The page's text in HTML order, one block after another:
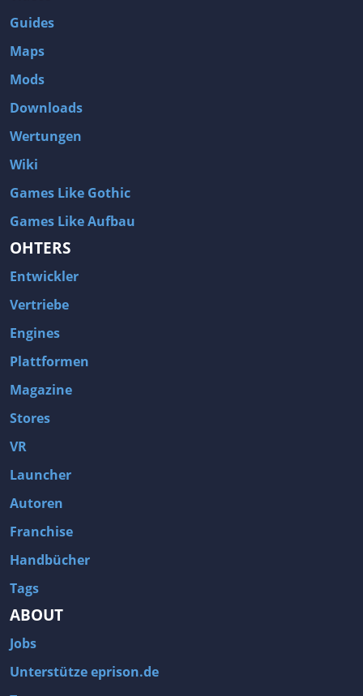
Guides
Maps
Mods
Downloads
Wertungen
Wiki
Games Like Gothic
Games Like Aufbau
OHTERS
Entwickler
Vertriebe
Engines
Plattformen
Magazine
Stores
VR
Launcher
Autoren
Franchise
Handbücher
Tags
ABOUT
Jobs
Unterstütze eprison.de